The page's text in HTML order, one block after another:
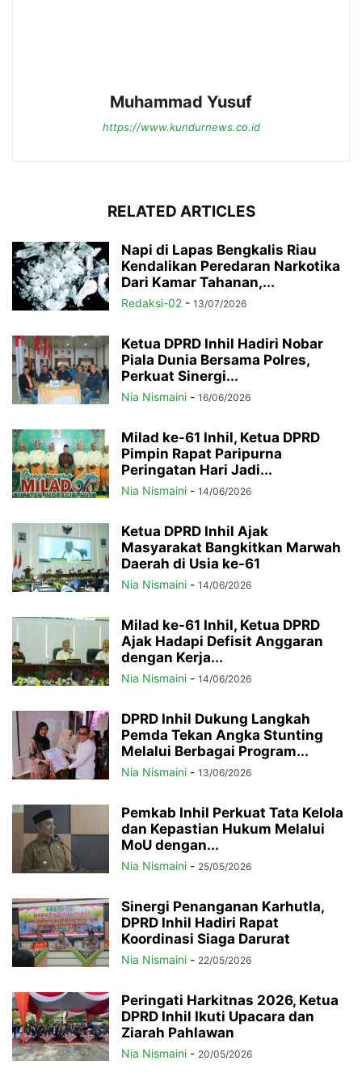
Muhammad Yusuf
https://www.kundurnews.co.id
RELATED ARTICLES
Napi di Lapas Bengkalis Riau
Kendalikan Peredaran Narkotika
Dari Kamar Tahanan,...
Redaksi-02 - 13/07/2026
Ketua DPRD Inhil Hadiri Nobar
Piala Dunia Bersama Polres,
Perkuat Sinergi...
Nia Nismaini - 16/06/2026
Milad ke-61 Inhil, Ketua DPRD
Pimpin Rapat Paripurna
Peringatan Hari Jadi...
Nia Nismaini - 14/06/2026
Ketua DPRD Inhil Ajak
Masyarakat Bangkitkan Marwah
Daerah di Usia ke-61
Nia Nismaini - 14/06/2026
Milad ke-61 Inhil, Ketua DPRD
Ajak Hadapi Defisit Anggaran
dengan Kerja...
Nia Nismaini - 14/06/2026
DPRD Inhil Dukung Langkah
Pemda Tekan Angka Stunting
Melalui Berbagai Program...
Nia Nismaini - 13/06/2026
Pemkab Inhil Perkuat Tata Kelola
dan Kepastian Hukum Melalui
MoU dengan...
Nia Nismaini - 25/05/2026
Sinergi Penanganan Karhutla,
DPRD Inhil Hadiri Rapat
Koordinasi Siaga Darurat
Nia Nismaini - 22/05/2026
Peringati Harkitnas 2026, Ketua
DPRD Inhil Ikuti Upacara dan
Ziarah Pahlawan
Nia Nismaini - 20/05/2026